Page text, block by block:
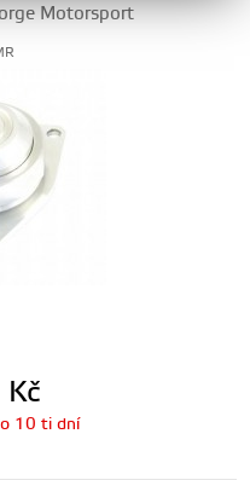
Motorsport
Kč
10 ti dní